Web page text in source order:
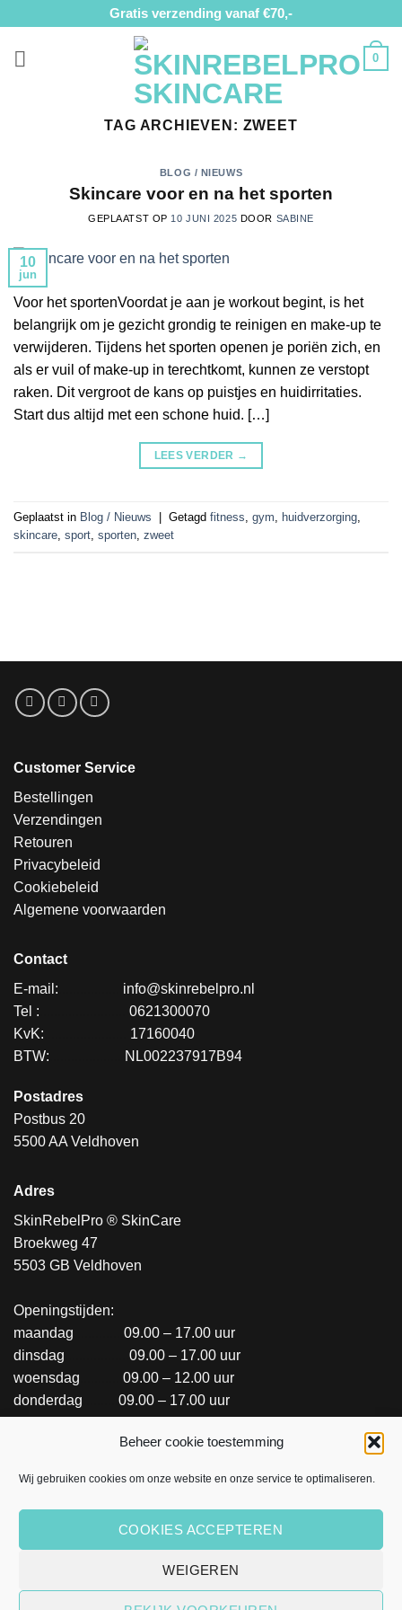
Beheer cookie toestemming
Wij gebruiken cookies om onze website en onze service te optimaliseren.
COOKIES ACCEPTEREN
WEIGEREN
inhoud
Gratis verzending vanaf €70,-
0
TAG ARCHIEVEN: ZWEET
BLOG / NIEUWS
Skincare voor en na het sporten
GEPLAATST OP 10 JUNI 2025 DOOR SABINE
10
jun
Voor het sportenVoordat je aan je workout begint, is het
belangrijk om je gezicht grondig te reinigen en make-up te
verwijderen. Tijdens het sporten openen je poriën zich, en
als er vuil of make-up in terechtkomt, kunnen ze verstopt
raken. Dit vergroot de kans op puistjes en huidirritaties.
Start dus altijd met een schone huid. […]
LEES VERDER →
Geplaatst in Blog / Nieuws Getagd fitness gym huidverzorging
skincare sport sporten zweet
Customer Service
Bestellingen
Verzendingen
Retouren
Privacybeleid
Cookiebeleid
Algemene voorwaarden
Contact
E-mail:
info@skinrebelpro.nl
Tel :
0621300070
KvK:
17160040
BTW:
NL002237917B94
Postadres
Postbus 20
5500 AA Veldhoven
Adres
SkinRebelPro ® SkinCare
Broekweg 47
5503 GB Veldhoven
Openingstijden:
maandag
09.00 – 17.00 uur
dinsdag
09.00 – 17.00 uur
woensdag
09.00 – 12.00 uur
donderdag
09.00 – 17.00 uur